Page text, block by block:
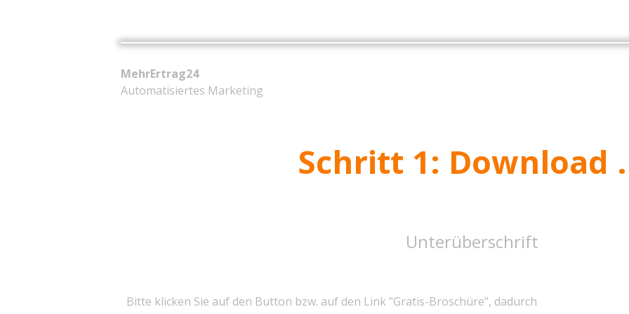
MehrErtrag24
Automatisiertes Marketing
Schritt 1: Download
Unterüberschrift
Bitte klicken Sie auf den Button bzw. auf den Link "Gratis-Broschüre", dadurch